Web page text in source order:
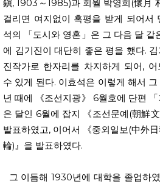
鎭, 1903～1985)과 회월 박영희(懷月
걸리면 여지없이 혹평을 받게 되어서
석의 「도시와 영혼」은 그 다음 달
에 김기진이 대단히 좋은 평을 했다.
진작가로 한자리를 차지하게 되어,
수 있게 된다. 이효석은 이렇게 해서
년 때에 《조선지광》 6월호에 단편
은 달인 6월에 잡지 《조선문예(朝鮮
발표하였고, 이어서 《중외일보(中外
輪)』을 발표하였다.
그 이듬해 1930년에 대학을 졸업하